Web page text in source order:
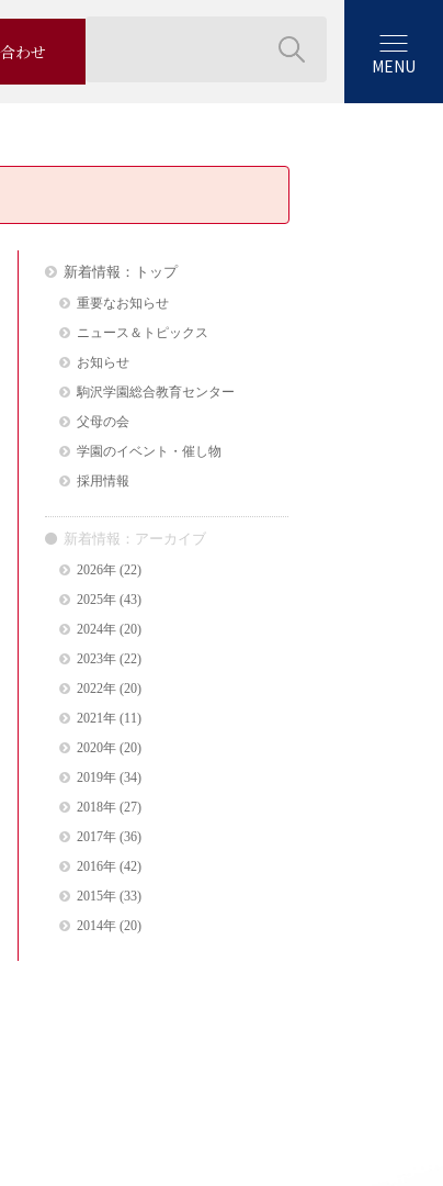
わせ
MENU
新着情報：トップ
重要なお知らせ
ニュース＆トピックス
お知らせ
駒沢学園総合教育センター
父母の会
学園のイベント・催し物
採用情報
新着情報：アーカイブ
2026年(22)
2025年(43)
2024年(20)
2023年(22)
2022年(20)
2021年(11)
2020年(20)
2019年(34)
2018年(27)
2017年(36)
2016年(42)
2015年(33)
2014年(20)